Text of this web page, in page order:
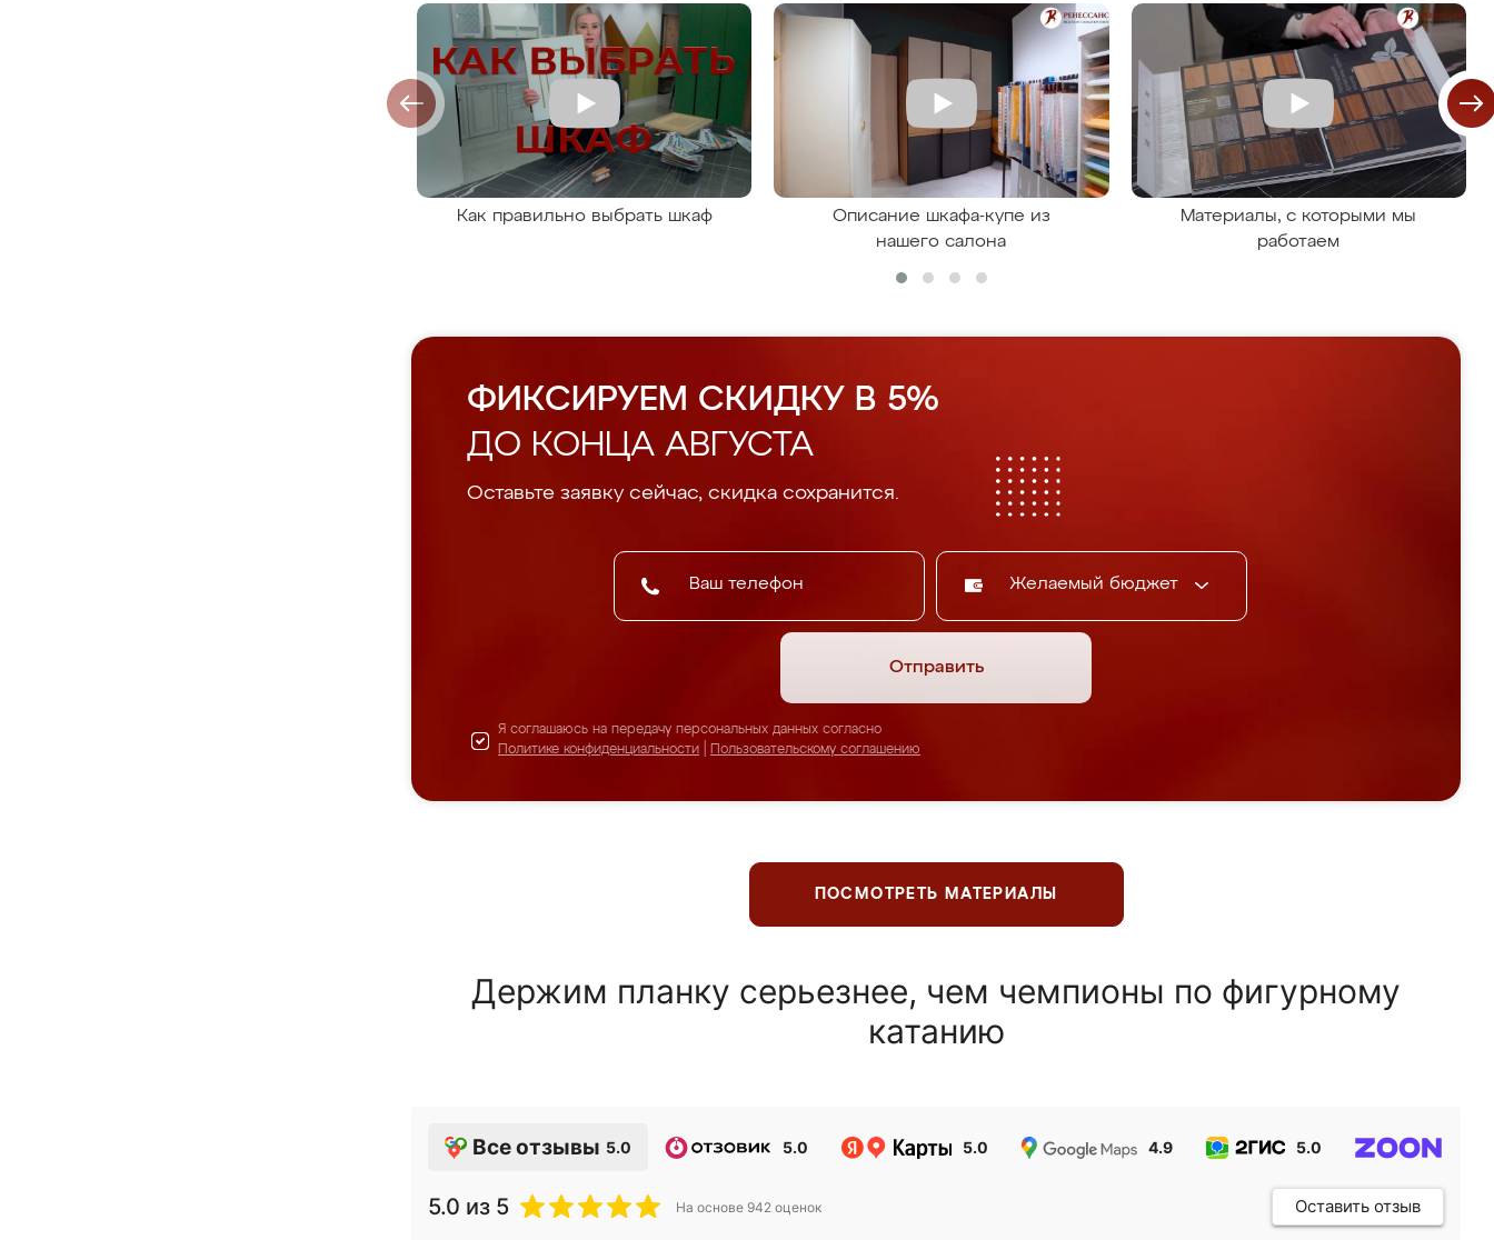
Как правильно выбрать шкаф
Описание шкафа-купе из
нашего салона
Материалы, с которыми мы
работаем
ФИКСИРУЕМ СКИДКУ В 5%
ДО КОНЦА АВГУСТА
Оставьте заявку сейчас, скидка сохранится.
Желаемый бюджет
Отправить
Я соглашаюсь на передачу персональных данных согласно
Политике конфиденциальности
Пользовательскому соглашению
ПОСМОТРЕТЬ МАТЕРИАЛЫ
Держим планку серьезнее, чем чемпионы по фигурному
катанию
Все отзывы 5.0 5.0 5.0 4.9 5.0
5.0 из 5 На основе 942 оценок Оставить отзыв